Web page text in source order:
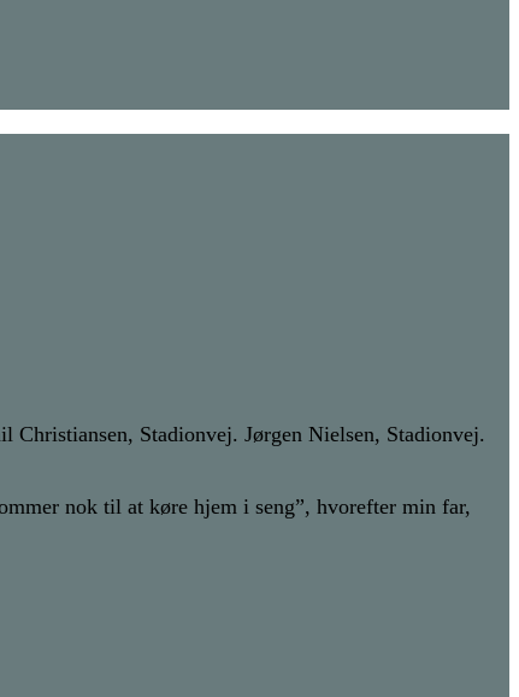
Christiansen, Stadionvej. Jørgen Nielsen, Stadionvej.
nok til at køre hjem i seng”, hvorefter min far,